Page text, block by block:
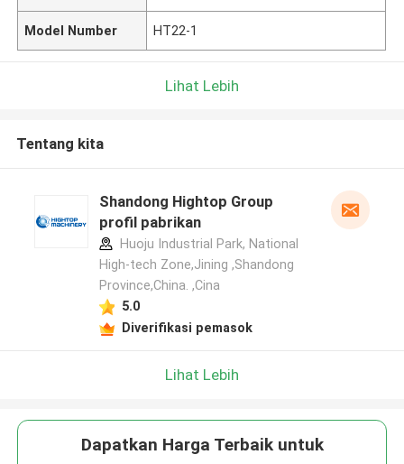
Model Number HT22-1
Lihat Lebih
Tentang kita
Shandong Hightop Group
profil pabrikan
Huoju Industrial Park, National
High-tech Zone,Jining ,Shandong
Province,China. ,Cina
5.0
Diverifikasi pemasok
Lihat Lebih
Dapatkan Harga Terbaik untuk